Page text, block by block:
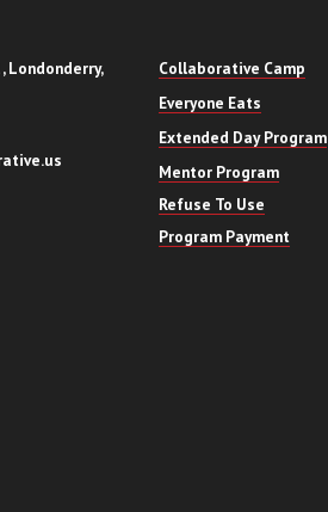
Londonderry,
Collaborative Camp
Everyone Eats
Extended Day Program
Mentor Program
Refuse To Use
Program Payment